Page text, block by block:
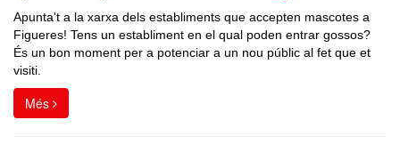
Apunta't a la xarxa dels establiments que accepten mascotes a
Figueres! Tens un establiment en el qual poden entrar gossos?
És un bon moment per a potenciar a un nou públic al fet que et
visiti.
Més